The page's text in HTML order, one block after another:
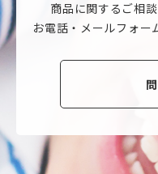
商品に関するご相談
お電話・メールフォー